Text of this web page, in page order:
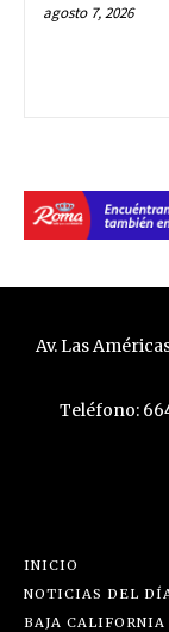
agosto 7, 2026
Av. Las
Teléfono:
INICIO
NOTICIAS DEL
BAJA CALIFORNIA